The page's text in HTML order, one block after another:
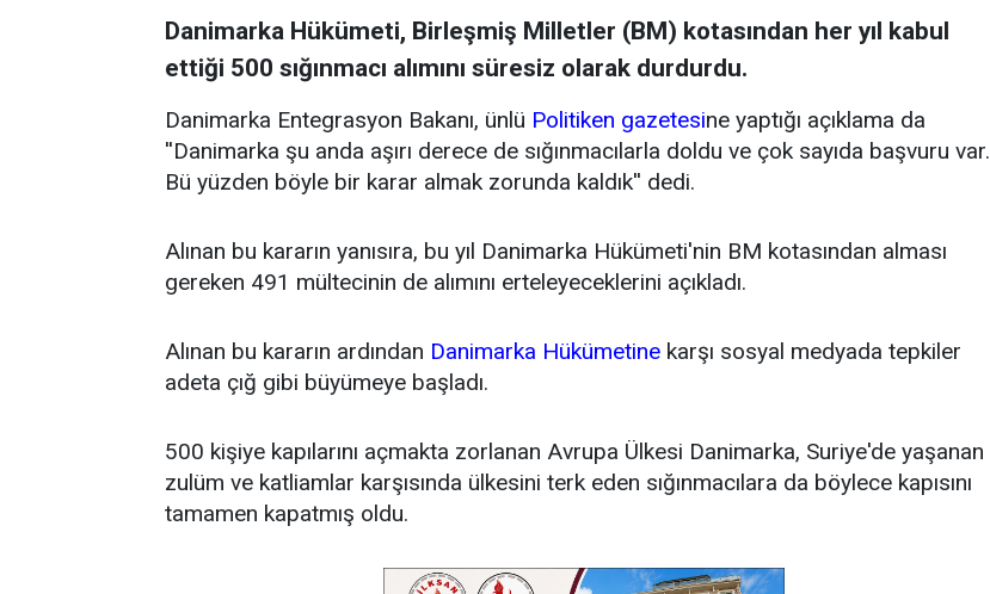
Danimarka Hükümeti, Birleşmiş Milletler (BM) kotasından her yıl kabul
ettiği 500 sığınmacı alımını süresiz olarak durdurdu.
Danimarka Entegrasyon Bakanı, ünlü Politiken gazetesine yaptığı açıklama da
''Danimarka şu anda aşırı derece de sığınmacılarla doldu ve çok sayıda başvuru var.
Bü yüzden böyle bir karar almak zorunda kaldık'' dedi.
Alınan bu kararın yanısıra, bu yıl Danimarka Hükümeti'nin BM kotasından alması
gereken 491 mültecinin de alımını erteleyeceklerini açıkladı.
Alınan bu kararın ardından Danimarka Hükümetine karşı sosyal medyada tepkiler
adeta çığ gibi büyümeye başladı.
500 kişiye kapılarını açmakta zorlanan Avrupa Ülkesi Danimarka, Suriye'de yaşanan
zulüm ve katliamlar karşısında ülkesini terk eden sığınmacılara da böylece kapısını
tamamen kapatmış oldu.